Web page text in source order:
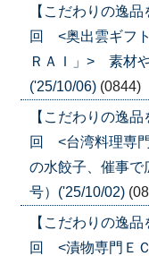
【こだわりの逸
回 <奥出雲ギフ
ＲＡＩ」> 素材
('25/10/06) (0844)
【こだわりの逸
回 <台湾料理専
の水餃子、催事で
号）('25/10/02)
【こだわりの逸
回 <漬物専門Ｅ